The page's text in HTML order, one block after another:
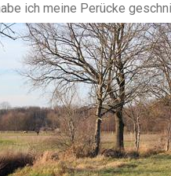
ich meine Perücke